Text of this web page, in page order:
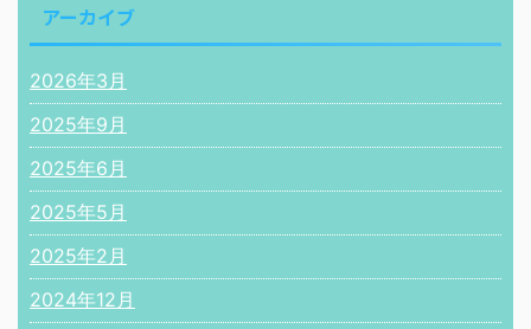
アーカイブ
2026年3月
2025年9月
2025年6月
2025年5月
2025年2月
2024年12月